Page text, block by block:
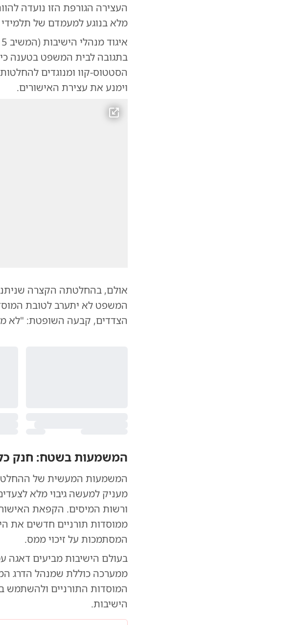
העצירה הגורפת הזו נועדה
מלא בנוגע למעמדם של תלמידי
בתגובה לבית המשפט בטענה
הסטטוס-קוו ומנוגדים
וימנע את עצירת האישורים.
אולם, בהחלטתה הקצרה
המשפט לא יתערב לטובת
הצדדים, קבעה השופטת: "לא
המשמעות בשטח: חנק
המשמעות המעשית של
מעניק למעשה גיבוי מלא
ממוסדות תורניים חדשים את
המסתמכות על זיכוי ממס.
בעולם הישיבות מביעים דאגה
ממערכה כוללת שמנהל הדרג
המוסדות התורניים ולהשתמש
הישיבות.